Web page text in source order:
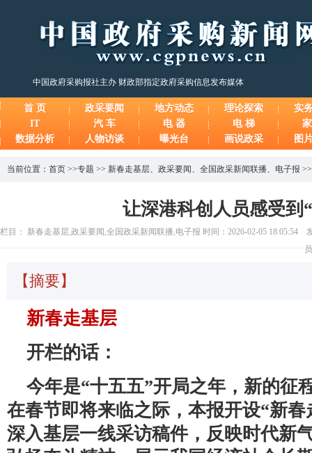
中国政府采购报社主办 财政部指定政府采购信息发布媒体
首 页 政采要闻 地方动态 理论探索
实
IT
汽 车 电 器 电 梯
数据分析
人物访谈 曝光台 画说政采 图
当前位置： 首页 >>专题 >> 新春走基层、 政采要闻 、 全国政采新闻联播、 电子报
让深港科创人员感受到
栏目： 新春走基层,政采要闻,全国政采新闻联播,电子报 时间：2026-02-05 18:05:54
【摘要】
新春走基层
开栏的话：
今年是“十五五”开局之年，新的征
在春节即将来临之际，本报开设“新
深入基层一线采访稿件，反映时代新